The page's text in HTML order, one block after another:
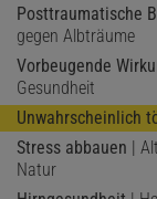
Posttraumatische
gegen Albträume
Vorbeugende
Gesundheit
Unwahrscheinlich
Stress abbauen |
Natur